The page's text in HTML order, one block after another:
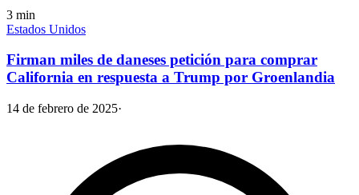
3 min
Estados Unidos
Firman miles de daneses petición para comprar
California en respuesta a Trump por Groenlandia
14 de febrero de 2025·